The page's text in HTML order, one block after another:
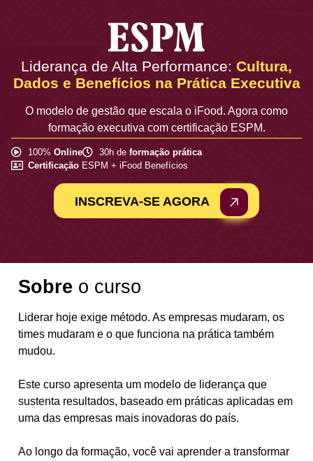
Liderança de Alta Performance: Cultura,
Dados e Benefícios na Prática Executiva
O modelo de gestão que escala o iFood. Agora como
formação executiva com certificação ESPM.
100% Online 30h de formação prática
CertificaçãoESPM + iFood Benefícios
INSCREVA-SE AGORA
Sobre o curso
Liderar hoje exige método. As empresas mudaram, os
times mudaram e o que funciona na prática também
mudou.
Este curso apresenta um modelo de liderança que
sustenta resultados, baseado em práticas aplicadas em
uma das empresas mais inovadoras do país.
Ao longo da formação, você vai aprender a transformar